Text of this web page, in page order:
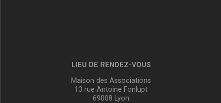
LIEU DE RENDEZ-VOUS
Maison des Associations
13 rue Antoine Fonlupt
69008 Lyon